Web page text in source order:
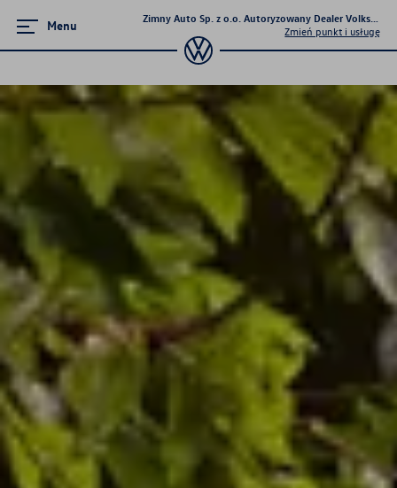
Menu
Zimny Auto Sp. z o.o. Autoryzowany Dealer
Zmień punkt i usługę
Strona główna
Promocje i aktualności
Modele osobowe
Finansowanie
Ubezpieczenia
Gwarancja i ochrona
Akcesoria
Mapa i kontakt